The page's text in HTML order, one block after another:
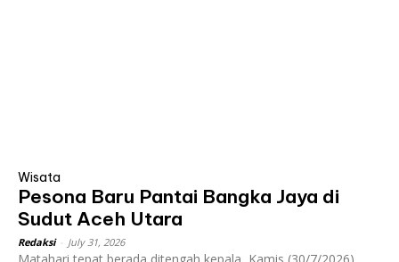
Wisata
Pesona Baru Pantai Bangka Jaya di
Sudut Aceh Utara
Redaksi July 31, 2026